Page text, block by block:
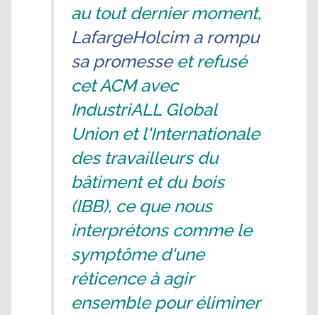
au tout dernier moment,
LafargeHolcim a rompu
sa promesseet refusé
cet ACM avec
IndustriALL Global
Union et l'Internationale
des travailleurs du
bâtiment et du bois
(IBB), ce que nous
interprétons comme le
symptôme d'une
réticence à agir
ensemble pour éliminer